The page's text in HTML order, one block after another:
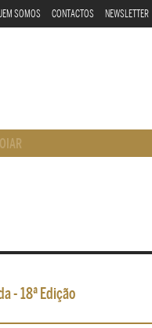
SOMOS CONTACTOS NEWSLETTER
- 18ª Edição